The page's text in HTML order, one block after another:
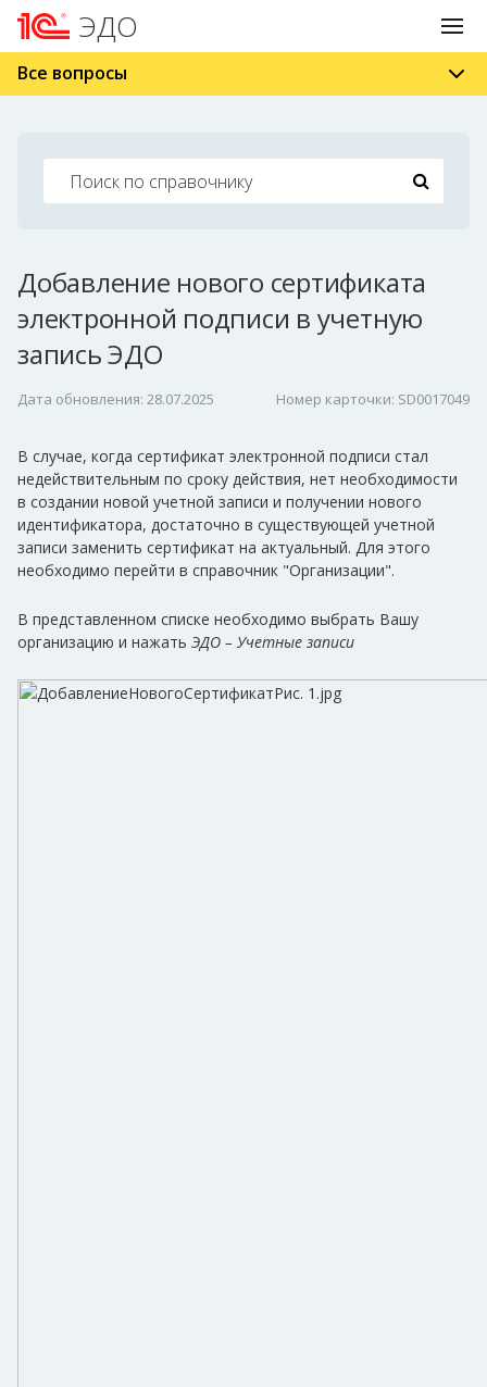
ЭДО
Все вопросы
Добавление нового сертификата
электронной подписи в учетную
запись ЭДО
Дата обновления: 28.07.2025 Номер карточки: SD0017049
В случае, когда сертификат электронной подписи стал
недействительным по сроку действия, нет необходимости
в создании новой учетной записи и получении нового
идентификатора, достаточно в существующей учетной
записи заменить сертификат на актуальный. Для этого
необходимо перейти в справочник "Организации".
В представленном списке необходимо выбрать Вашу
организацию и нажать ЭДО – Учетные записи